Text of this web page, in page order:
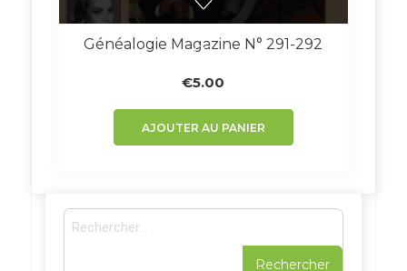
Généalogie Magazine N° 291-292
€5.00
AJOUTER AU PANIER
R